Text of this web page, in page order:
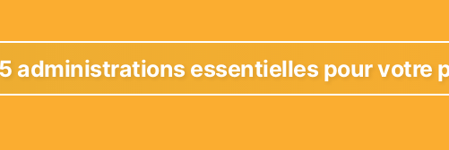
administrations essentielles pour votre